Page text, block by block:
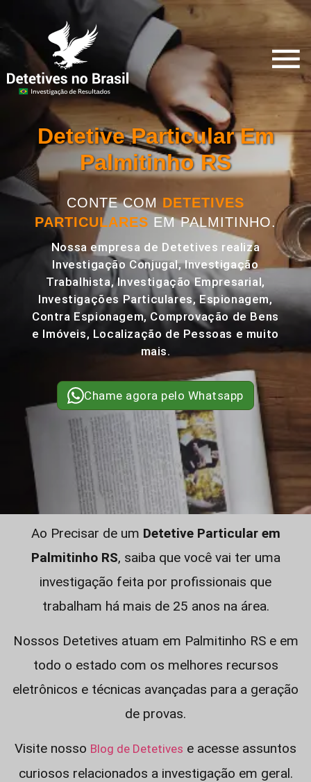
Detetive Particular Em
Palmitinho RS
CONTE COM DETETIVES
PARTICULARES EM PALMITINHO.
Nossa empresa de Detetives realiza
Investigação Conjugal, Investigação
Trabalhista, Investigação Empresarial,
Investigações Particulares, Espionagem,
Contra Espionagem, Comprovação de Bens
e Imóveis, Localização de Pessoas e muito
mais.
Chame agora pelo Whatsapp
Ao Precisar de um Detetive Particular em
Palmitinho RS, saiba que você vai ter uma
investigação feita por profissionais que
trabalham há mais de 25 anos na área.
Nossos Detetives atuam em Palmitinho RS e em
todo o estado com os melhores recursos
eletrônicos e técnicas avançadas para a geração
de provas.
Visite nosso Blog de Detetives e acesse assuntos
curiosos relacionados a investigação em geral.